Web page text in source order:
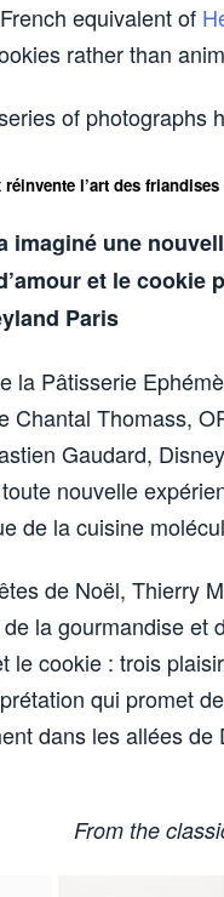
equivalent of
rather than
of photographs
l’art des
imaginé une
et le cookie
Paris
la Pâtisserie
Chantal Thomass,
Gaudard,
nouvelle
de la cuisine
de Noël, Thierry
la gourmandise et
le cookie : trois
qui promet
dans les allées de
From the